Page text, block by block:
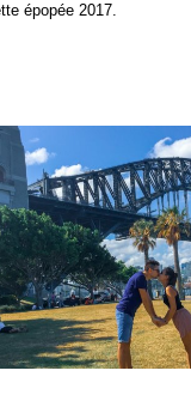
épopée 2017.